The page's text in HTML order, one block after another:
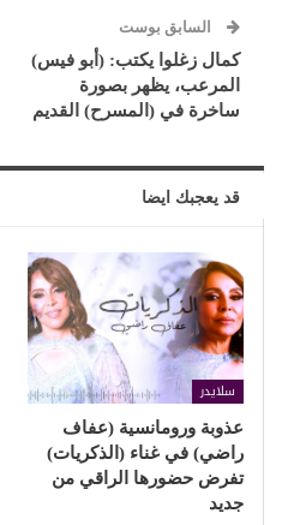
السابق بوست
كمال زغلوا يكتب: (أبو فيس)
المرعب، يظهر بصورة
ساخرة في (المسرح) القديم
قد يعجبك ايضا
سلايدر
عذوبة ورومانسية (عفاف
راضي) في غناء (الذكريات)
تفرض حضورها الراقي من
جديد